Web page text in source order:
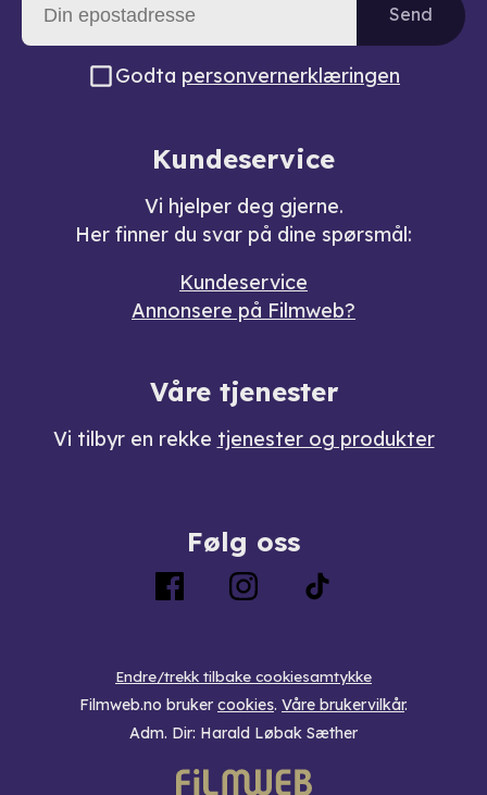
Send
Godta personvernerklæringen
Kundeservice
Vi hjelper deg gjerne.
Her finner du svar på dine spørsmål:
Kundeservice
Annonsere på Filmweb?
Våre tjenester
Vi tilbyr en rekke tjenester og produkter
Følg oss
Endre/trekk tilbake cookiesamtykke
Filmweb.no bruker cookies. Våre brukervilkår.
Adm. Dir: Harald Løbak Sæther